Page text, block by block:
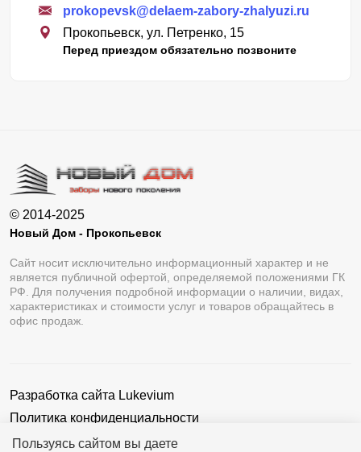
Пользуясь сайтом вы даете
prokopevsk@delaem-zabory-zhalyuzi.ru
Прокопьевск, ул. Петренко, 15
Перед приездом обязательно позвоните
© 2014-2025
Новый Дом - Прокопьевск
Сайт носит исключительно информационный характер и не
является публичной офертой, определяемой положениями ГК
РФ. Для получения подробной информации о наличии, видах,
характеристиках и стоимости услуг и товаров обращайтесь в
офис продаж.
Разработка сайта Lukevium
Политика конфиденциальности
Пользовательское соглашение